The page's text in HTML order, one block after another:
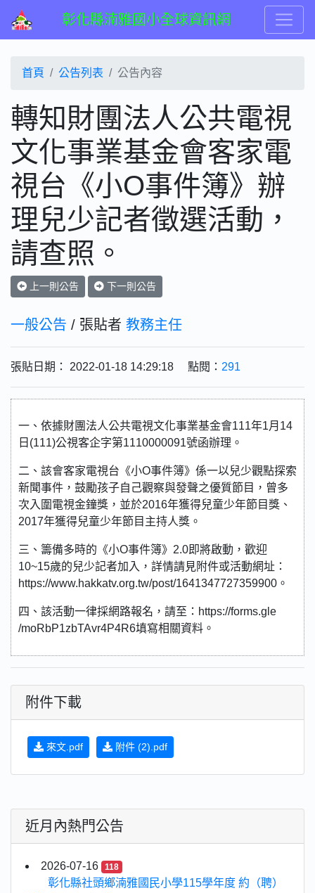
彰化縣湳雅國小全球資訊網
首頁 公告列表 公告內容
轉知財團法人公共電視
文化事業基金會客家電
視台《小O事件簿》辦
理兒少記者徵選活動，
請查照。
上一則公告 下一則公告
一般公告 / 張貼者 教務主任
張貼日期： 2022-01-18 14:29:18 點閱： 291
一、依據財團法人公共電視文化事業基金會111年1月14
日(111)公視客企字第1110000091號函辦理。
二、該會客家電視台《小O事件簿》係一以兒少觀點探索
新聞事件，鼓勵孩子自己觀察與發聲之優質節目，曾多
次入圍電視金鐘獎，並於2016年獲得兒童少年節目獎、
2017年獲得兒童少年節目主持人獎。
三、籌備多時的《小O事件簿》2.0即將啟動，歡迎
10~15歲的兒少記者加入，詳情請見附件或活動網址：
https://www.hakkatv.org.tw/post/1641347727359900。
四、該活動一律採網路報名，請至：https://forms.gle
/moRbP1zbTAvr4P4R6填寫相關資料。
附件下載
來文.pdf 附件 (2).pdf
近月內熱門公告
2026-07-16 118
彰化縣社頭鄉湳雅國民小學115學年度 約（聘）